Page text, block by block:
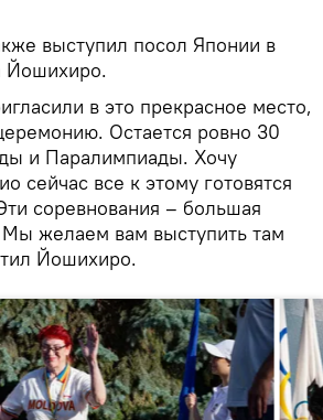
выступил посол Японии в
Йошихиро.
в это прекрасное место,
Остается ровно 30
и Паралимпиады. Хочу
сейчас все к этому готовятся
соревнования – большая
Мы желаем вам выступить там
Йошихиро.